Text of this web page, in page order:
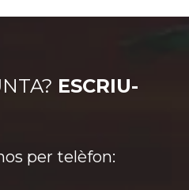
La ciutat escollida per l’elit
guerrera japonesa com a
ESCRIU-
per telèfon: